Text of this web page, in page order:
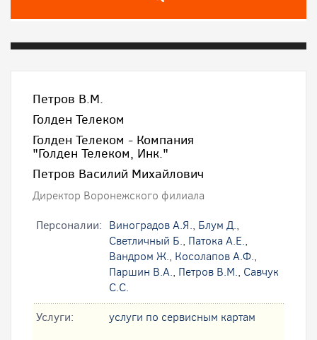
Петров В.М.
Голден Телеком
Голден Телеком - Компания
"Голден Телеком, Инк."
Петров Василий Михайлович
Директор Воронежского филиала
Персоналии: Виноградов А.Я., Блум Д.,
Светличный Б., Патока А.Е.,
Вандром Ж., Косолапов А.Ф.,
Паршин В.А., Петров В.М., Савчук
С.С.
Услуги:
услуги по сервисным картам